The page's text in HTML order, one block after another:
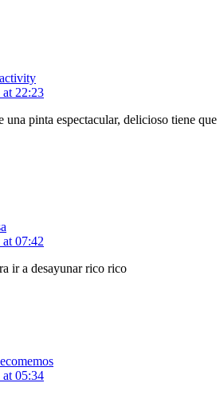
22:23
una pinta espectacular, delicioso tiene que
07:42
ir a desayunar rico rico
05:34